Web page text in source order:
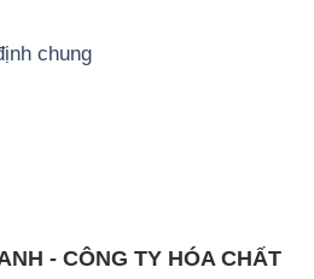
chung
- CÔNG TY HÓA CHẤT